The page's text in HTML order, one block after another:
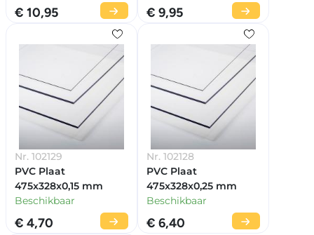
€ 10,95 € 9,95
Nr. 102129
PVC Plaat
475x328x0,15 mm
Beschikbaar
€ 4,70
Nr. 102128
PVC Plaat
475x328x0,25 mm
Beschikbaar
€ 6,40